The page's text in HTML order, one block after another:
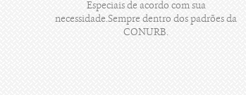
Especiais de acordo com sua
necessidade.Sempre dentro dos padrões da
CONURB.